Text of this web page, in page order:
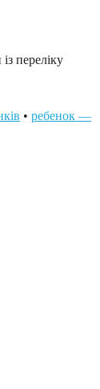
переліку
• ребенок —